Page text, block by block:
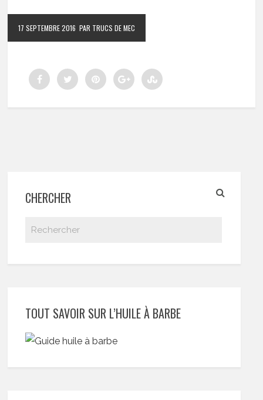
17 SEPTEMBRE 2016 PAR TRUCS DE MEC
CHERCHER
TOUT SAVOIR SUR L’HUILE À BARBE